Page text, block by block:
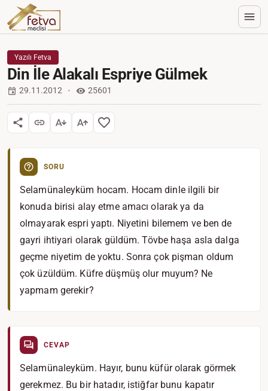
Yazılı Fetva
Din İle Alakalı Espriye Gülmek
29.11.2012 25601
SORU
Selamünaleyküm hocam. Hocam dinle ilgili bir
konuda birisi alay etme amacı olarak ya da
olmayarak espri yaptı. Niyetini bilemem ve ben de
gayri ihtiyari olarak güldüm. Tövbe haşa asla dalga
geçme niyetim de yoktu. Sonra çok pişman oldum
çok üzüldüm. Küfre düşmüş olur muyum? Ne
yapmam gerekir?
CEVAP
Selamünaleyküm. Hayır, bunu küfür olarak görmek
gerekmez. Bu bir hatadır, istiğfar bunu kapatır